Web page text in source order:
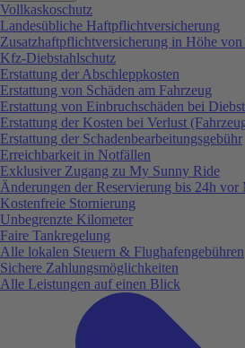
Vollkaskoschutz
Landesübliche Haftpflichtversicherung
Zusatzhaftpflichtversicherung in Höhe
Kfz-Diebstahlschutz
Erstattung der Abschleppkosten
Erstattung von Schäden am Fahrzeug
Erstattung von Einbruchschäden bei
Erstattung der Kosten bei Verlust
Erstattung der Schadenbearbeitungsgebühr
Erreichbarkeit in Notfällen
Exklusiver Zugang zu My Sunny Ride
Änderungen der Reservierung bis 24h vor
Kostenfreie Stornierung
Unbegrenzte Kilometer
Faire Tankregelung
Alle lokalen Steuern & Flughafengebühren
Sichere Zahlungsmöglichkeiten
Alle Leistungen auf einen Blick